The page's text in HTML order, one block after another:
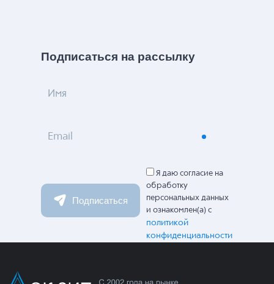
Подписаться на рассылку
Имя
Email
Подписаться
Я даю согласие на
обработку
персональных данных
и ознакомлен(а) с
политикой
конфиденциальности